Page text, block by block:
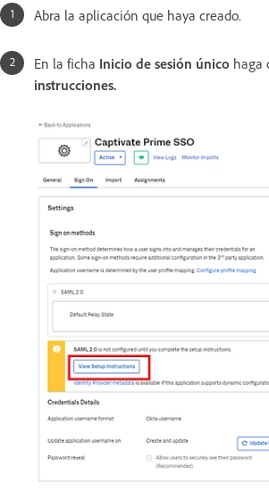
Abra la aplicación que haya creado.
En la ficha Inicio de sesión único haga
instrucciones.